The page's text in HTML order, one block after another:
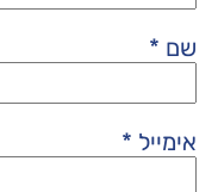
שם *
אימייל *